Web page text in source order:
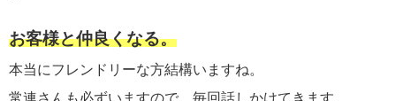
お客様と仲良くなる。
本当にフレンドリーな方結構いますね。
常連さんも必ずいますので、毎回話しかけてきます。